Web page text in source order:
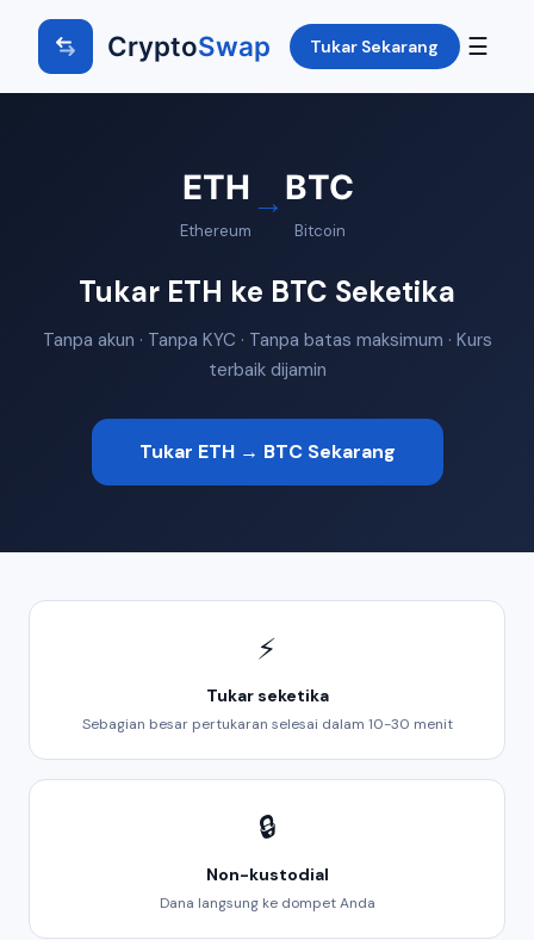
CryptoSwap Tukar Sekarang ☰
ETH
Ethereum
→BTC
Bitcoin
Tukar ETH ke BTC Seketika
Tanpa akun · Tanpa KYC · Tanpa batas maksimum · Kurs
terbaik dijamin
Tukar ETH → BTC Sekarang
⚡
Tukar seketika
Sebagian besar pertukaran selesai dalam 10-30 menit
🔒
Non-kustodial
Dana langsung ke dompet Anda